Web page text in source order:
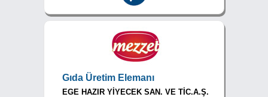
Gıda Üretim Elemanı
EGE HAZIR YİYECEK SAN. VE TİC.A.Ş.